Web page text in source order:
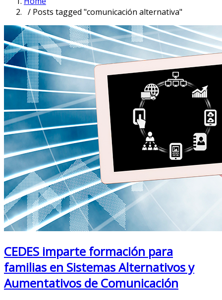
/ Posts tagged "comunicación alternativa"
CEDES imparte formación para
familias en Sistemas Alternativos y
Aumentativos de Comunicación